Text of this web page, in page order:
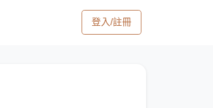
登入/註冊